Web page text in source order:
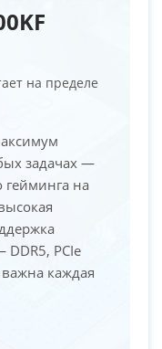
на пределе
задачах —
гейминга на
PCIe
каждая